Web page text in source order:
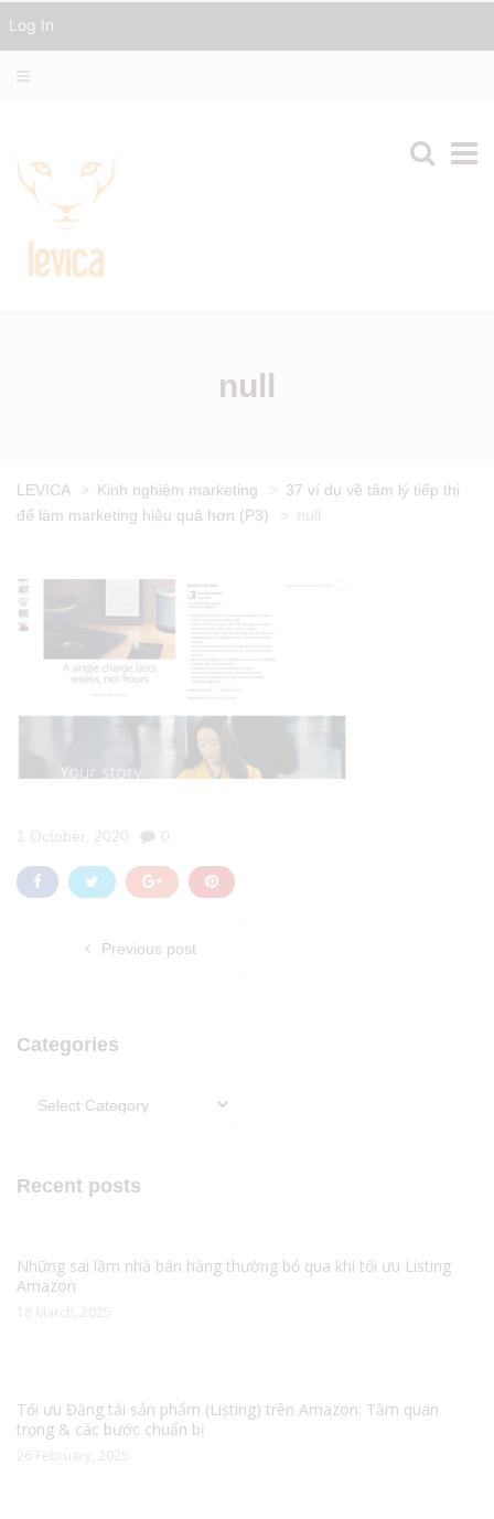
null
LEVICA > Kinh nghiệm marketing >
37 ví dụ về tâm lý tiếp thị
để làm marketing hiệu quả hơn (P3)
> null
1 October, 2020 0
Previous post
Categories
Recent posts
Những sai lầm nhà bán hàng thường bỏ qua khi tối ưu Listing
Amazon
18 March, 2025
Tối ưu Đăng tải sản phẩm (Listing) trên Amazon: Tầm quan
trọng & các bước chuẩn bị
26 February, 2025
Log In